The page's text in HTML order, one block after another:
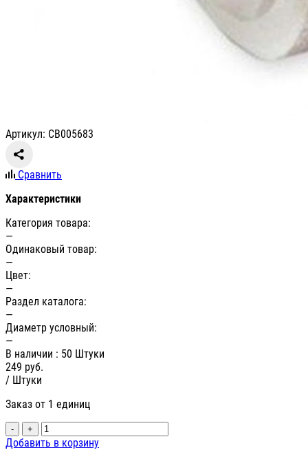
Артикул: СВ005683
Сравнить
Характеристики
Категория товара:
—
Одинаковый товар:
—
Цвет:
—
Раздел каталога:
—
Диаметр условный:
—
В наличии : 50 Штуки
249 руб.
/ Штуки
Заказ от 1 единиц
- +
Добавить в корзину